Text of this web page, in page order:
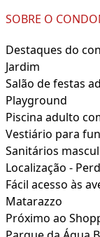
SOBRE O
Destaques do
Jardim
Salão de festas
Playground
Piscina adulto
Vestiário para
Sanitários
Localização -
Fácil acesso às
Matarazzo
Próximo ao